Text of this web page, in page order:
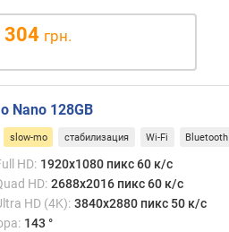
action
грн.
Nano 128GB
slow-mo стабилизация Wi-Fi Bluetooth
HD: 1920x1080 пикс 60 к/с
HD: 2688x2016 пикс 60 к/с
HD (4K): 3840x2880 пикс 50 к/с
143 °